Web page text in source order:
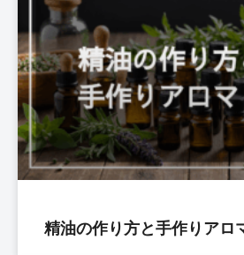
精油の作り方と手作りアロ